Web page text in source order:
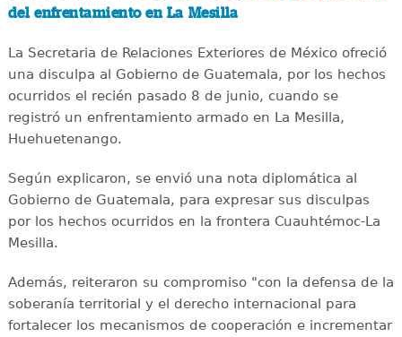
del enfrentamiento en La Mesilla
La Secretaria de Relaciones Exteriores de México ofreció
una disculpa al Gobierno de Guatemala, por los hechos
ocurridos el recién pasado 8 de junio, cuando se
registró un enfrentamiento armado en La Mesilla,
Huehuetenango.
Según explicaron, se envió una nota diplomática al
Gobierno de Guatemala, para expresar sus disculpas
por los hechos ocurridos en la frontera Cuauhtémoc-La
Mesilla.
Además, reiteraron su compromiso "con la defensa de la
soberanía territorial y el derecho internacional para
fortalecer los mecanismos de cooperación e incrementar